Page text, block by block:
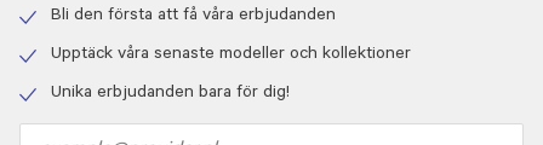
icon
Bli den första att få våra erbjudanden
icon
Upptäck våra senaste modeller och kollektioner
Unika erbjudanden bara för dig!